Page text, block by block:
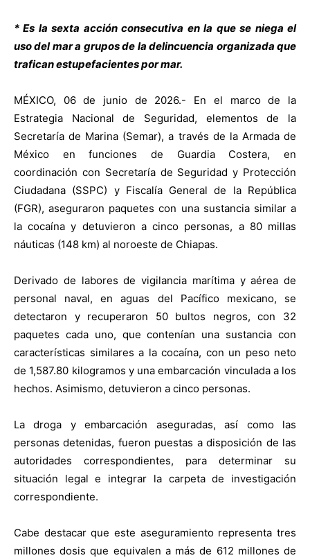
* Es la sexta acción consecutiva en la que se niega el
uso del mar a grupos de la delincuencia organizada que
trafican estupefacientes por mar.
MÉXICO, 06 de junio de 2026.- En el marco de la
Estrategia Nacional de Seguridad, elementos de la
Secretaría de Marina (Semar), a través de la Armada de
México en funciones de Guardia Costera, en
coordinación con Secretaría de Seguridad y Protección
Ciudadana (SSPC) y Fiscalía General de la República
(FGR), aseguraron paquetes con una sustancia similar a
la cocaína y detuvieron a cinco personas, a 80 millas
náuticas (148 km) al noroeste de Chiapas.
Derivado de labores de vigilancia marítima y aérea de
personal naval, en aguas del Pacífico mexicano, se
detectaron y recuperaron 50 bultos negros, con 32
paquetes cada uno, que contenían una sustancia con
características similares a la cocaína, con un peso neto
de 1,587.80 kilogramos y una embarcación vinculada a los
hechos. Asimismo, detuvieron a cinco personas.
La droga y embarcación aseguradas, así como las
personas detenidas, fueron puestas a disposición de las
autoridades correspondientes, para determinar su
situación legal e integrar la carpeta de investigación
correspondiente.
Cabe destacar que este aseguramiento representa tres
millones dosis que equivalen a más de 612 millones de